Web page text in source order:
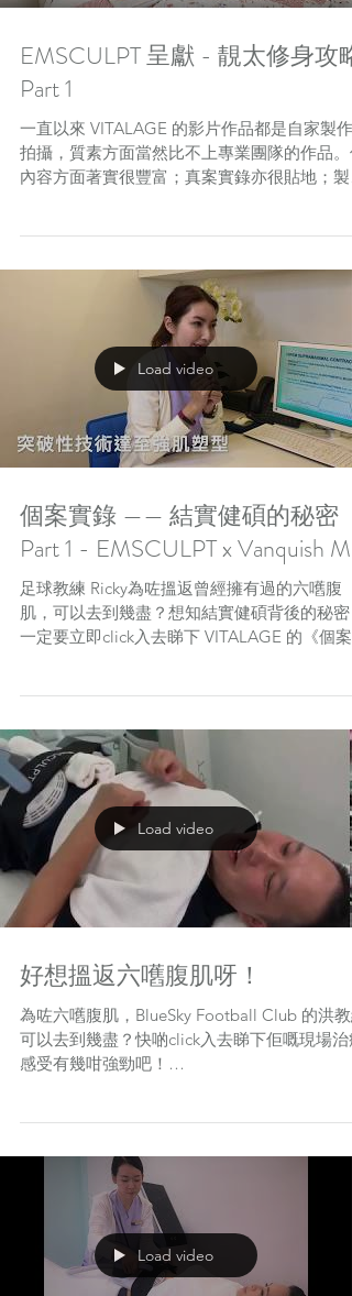
EMSCULPT 呈獻 - 靚太修身攻略
Part 1
一直以來 VITALAGE 的影片作品都是自家製作
拍攝，質素方面當然比不上專業團隊的作品。
內容方面著實很豐富；真案實錄亦很貼地；製
Load video
個案實錄 —— 結實健碩的秘密
Part 1 - EMSCULPT x Vanquish Me
足球教練 Ricky為咗搵返曾經擁有過的六嚿腹
肌，可以去到幾盡？想知結實健碩背後的秘密
一定要立即click入去睇下 VITALAGE 的《個案
Load video
好想搵返六嚿腹肌呀！
為咗六嚿腹肌，BlueSky Football Club 的洪教
可以去到幾盡？快啲click入去睇下佢嘅現場治
感受有幾咁強勁吧！
Load video